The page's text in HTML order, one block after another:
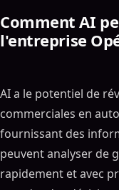
Comment AI
l'entreprise
AI a le potentiel de
commerciales en
fournissant des
peuvent analyser de
rapidement et avec